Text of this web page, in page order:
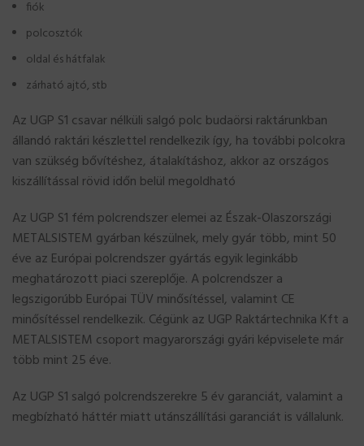
fiók
polcosztók
oldal és hátfalak
zárható ajtó, stb
Az UGP S1 csavar nélküli salgó polc budaörsi raktárunkban
állandó raktári készlettel rendelkezik így, ha további polcokra
van szükség bővítéshez, átalakításhoz, akkor az országos
kiszállítással rövid időn belül megoldható
Az UGP S1 fém polcrendszer elemei az Észak-Olaszországi
METALSISTEM gyárban készülnek, mely gyár több, mint 50
éve az Európai polcrendszer gyártás egyik leginkább
meghatározott piaci szereplője. A polcrendszer a
legszigorúbb Európai TÜV minősítéssel, valamint CE
minősítéssel rendelkezik. Cégünk az UGP Raktártechnika Kft a
METALSISTEM csoport magyarországi gyári képviselete már
több mint 25 éve.
Az UGP S1 salgó polcrendszerekre 5 év garanciát, valamint a
megbízható háttér miatt utánszállítási garanciát is vállalunk.